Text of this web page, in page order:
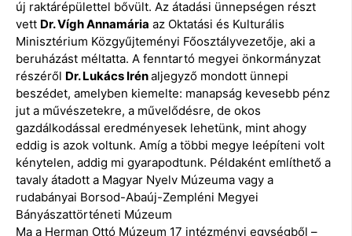
új raktárépülettel bővült. Az átadási ünnepségen részt
vett Dr. Vígh Annamária az Oktatási és Kulturális
Minisztérium Közgyűjteményi Főosztályvezetője, aki a
beruházást méltatta. A fenntartó megyei önkormányzat
részéről Dr. Lukács Irénaljegyző mondott ünnepi
beszédet, amelyben kiemelte: manapság kevesebb pénz
jut a művészetekre, a művelődésre, de okos
gazdálkodással eredményesek lehetünk, mint ahogy
eddig is azok voltunk. Amíg a többi megye leépíteni volt
kénytelen, addig mi gyarapodtunk. Példaként említhető a
tavaly átadott a Magyar Nyelv Múzeuma vagy a
rudabányai Borsod-Abaúj-Zempléni Megyei
Bányászattörténeti Múzeum
Ma a Herman Ottó Múzeum 17 intézményi egységből –